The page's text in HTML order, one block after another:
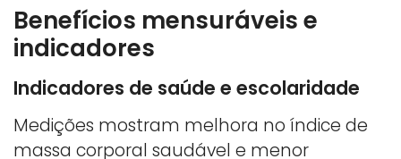
Benefícios mensuráveis e
indicadores
Indicadores de saúde e escolaridade
Medições mostram melhora no índice de
massa corporal saudável e menor